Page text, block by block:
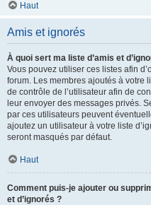
Haut
Amis et ignorés
À quoi sert ma liste d’amis et
Vous pouvez utiliser ces listes afin
forum. Les membres ajoutés à votre
de contrôle de l’utilisateur afin de
leur envoyer des messages privés.
par ces utilisateurs peuvent
ajoutez un utilisateur à votre liste
seront masqués par défaut.
Haut
Comment puis-je ajouter ou
et d’ignorés ?